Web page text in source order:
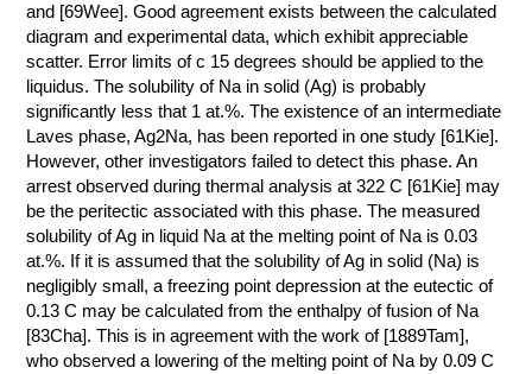
КОНТАКТЫ
and [69Wee]. Good agreement exists between the calculated
diagram and experimental data, which exhibit appreciable
scatter. Error limits of с 15 degrees should be applied to the
liquidus. The solubility of Na in solid (Ag) is probably
significantly less that 1 at.%. The existence of an intermediate
Laves phase, Ag2Na, has been reported in one study [61Kie].
However, other investigators failed to detect this phase. An
arrest observed during thermal analysis at 322 C [61Kie] may
be the peritectic associated with this phase. The measured
solubility of Ag in liquid Na at the melting point of Na is 0.03
at.%. If it is assumed that the solubility of Ag in solid (Na) is
negligibly small, a freezing point depression at the eutectic of
0.13 C may be calculated from the enthalpy of fusion of Na
[83Cha]. This is in agreement with the work of [1889Tam],
who observed a lowering of the melting point of Na by 0.09 C